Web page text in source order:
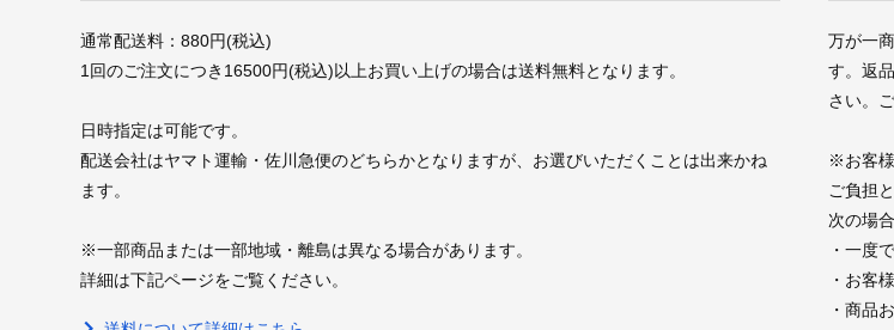
通常配送料：880円(税込)
1回のご注文につき16500円(税込)以上お買い上げの場合は送料無料となります。
日時指定は可能です。
配送会社はヤマト運輸・佐川急便のどちらかとなりますが、お選びいただくことは出来かね
ます。
※一部商品または一部地域・離島は異なる場合があります。
詳細は下記ページをご覧ください。
万が一
す。返
さい。
※お客
ご負担
次の場
・一度
・お客
・商品